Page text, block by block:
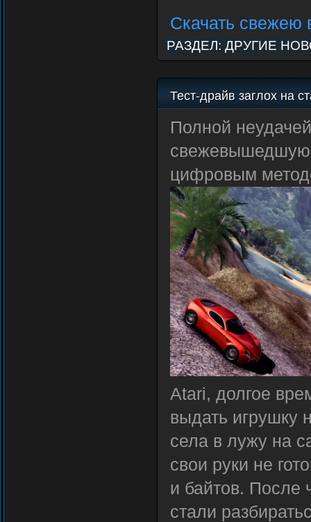
Скачать свежею
РАЗДЕЛ: ДРУГИЕ
Тест-драйв заглох на
Полной
свежевышедшую
цифровым
Atari, долгое
выдать игрушку
села в лужу на
свои руки не
и байтов. После
стали